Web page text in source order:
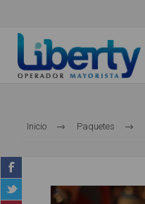
Inicio Paquetes